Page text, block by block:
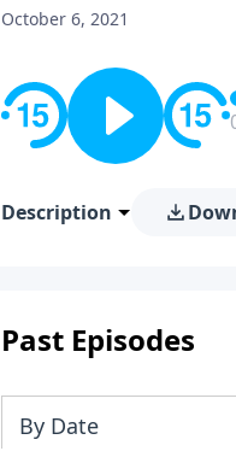
October 6, 2021
Description
Past Episodes
By Date